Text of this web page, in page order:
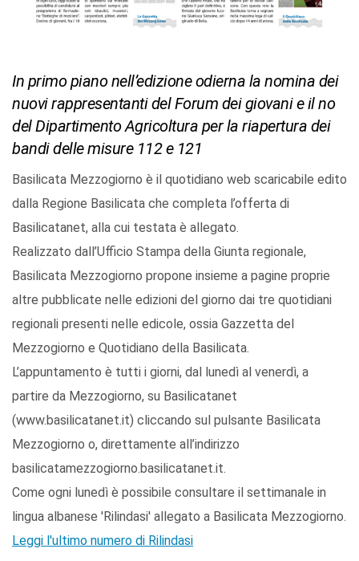
In primo piano nell’edizione odierna la nomina dei
nuovi rappresentanti del Forum dei giovani e il no
del Dipartimento Agricoltura per la riapertura dei
bandi delle misure 112 e 121
Basilicata Mezzogiorno è il quotidiano web scaricabile edito
dalla Regione Basilicata che completa l’offerta di
Basilicatanet, alla cui testata è allegato.
Realizzato dall’Ufficio Stampa della Giunta regionale,
Basilicata Mezzogiorno propone insieme a pagine proprie
altre pubblicate nelle edizioni del giorno dai tre quotidiani
regionali presenti nelle edicole, ossia Gazzetta del
Mezzogiorno e Quotidiano della Basilicata.
L’appuntamento è tutti i giorni, dal lunedì al venerdì, a
partire da Mezzogiorno, su Basilicatanet
(www.basilicatanet.it) cliccando sul pulsante Basilicata
Mezzogiorno o, direttamente all’indirizzo
basilicatamezzogiorno.basilicatanet.it.
Come ogni lunedì è possibile consultare il settimanale in
lingua albanese 'Rilindasi' allegato a Basilicata Mezzogiorno.
Leggi l'ultimo numero di Rilindasi